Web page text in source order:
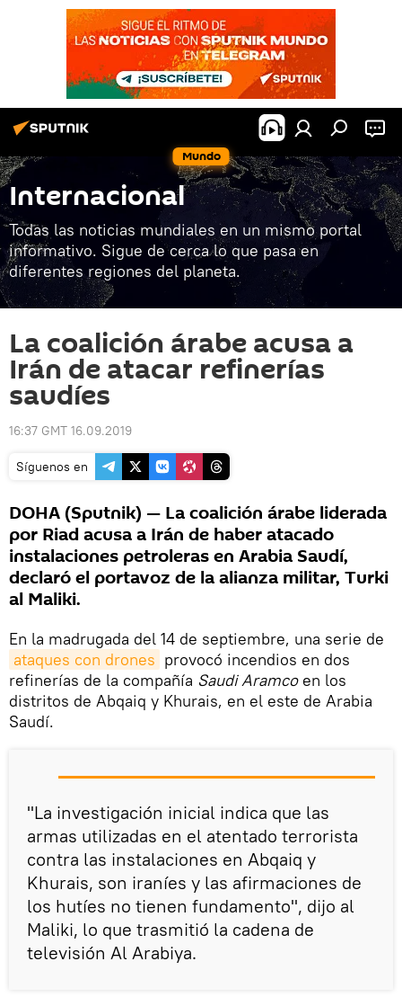
Mundo
Internacional
Todas las noticias mundiales en un mismo portal
informativo. Sigue de cerca lo que pasa en
diferentes regiones del planeta.
La coalición árabe acusa a
Irán de atacar refinerías
saudíes
16:37 GMT 16.09.2019
Síguenos en
DOHA (Sputnik) — La coalición árabe liderada
por Riad acusa a Irán de haber atacado
instalaciones petroleras en Arabia Saudí,
declaró el portavoz de la alianza militar, Turki
al Maliki.
En la madrugada del 14 de septiembre, una serie de
ataques con drones provocó incendios en dos
refinerías de la compañía Saudi Aramcoen los
distritos de Abqaiq y Khurais, en el este de Arabia
Saudí.
"La investigación inicial indica que las
armas utilizadas en el atentado terrorista
contra las instalaciones en Abqaiq y
Khurais, son iraníes y las afirmaciones de
los hutíes no tienen fundamento", dijo al
Maliki, lo que trasmitió la cadena de
televisión Al Arabiya.